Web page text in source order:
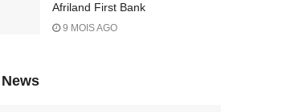
Afriland First Bank
9 MOIS AGO